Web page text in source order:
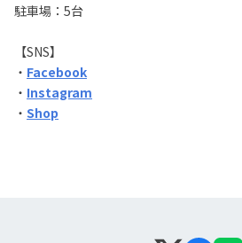
駐車場：5台
【SNS】
・ Facebook
・ Instagram
・ Shop